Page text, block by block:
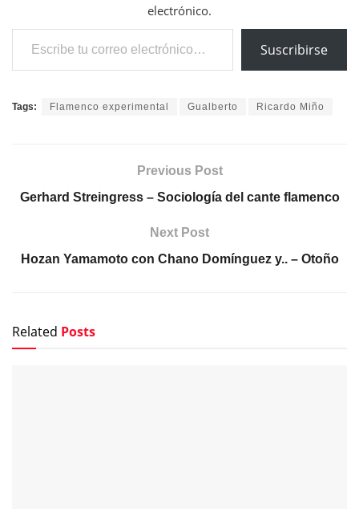
electrónico.
Escribe tu correo electrónico…
Suscribirse
Tags: Flamenco experimental Gualberto Ricardo Miño
Previous Post
Gerhard Streingress – Sociología del cante flamenco
Next Post
Hozan Yamamoto con Chano Domínguez y.. – Otoño
Related Posts